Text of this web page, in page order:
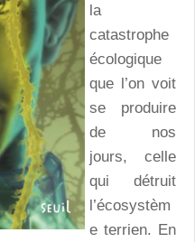
la
catastrophe
écologique
que l’on voit
se produire
de nos
jours, celle
qui détruit
l’écosystèm
e terrien. En